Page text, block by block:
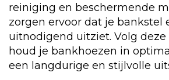
reiniging en beschermende
zorgen ervoor dat je bankstel
uitnodigend uitziet. Volg deze
houd je bankhoezen in
een langdurige en stijlvolle